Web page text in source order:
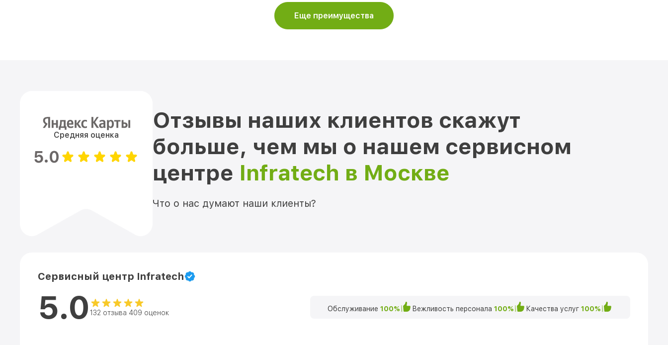
Еще преимущества
Средняя оценка
5.0
Отзывы наших клиентов скажут
больше, чем мы о нашем сервисном
центре Infratech в Москве
Что о нас думают наши клиенты?
Сервисный центр Infratech
5.0 132 отзыва 409 оценок Обслуживание 100% Вежливость персонала 100% Качества услуг 100%